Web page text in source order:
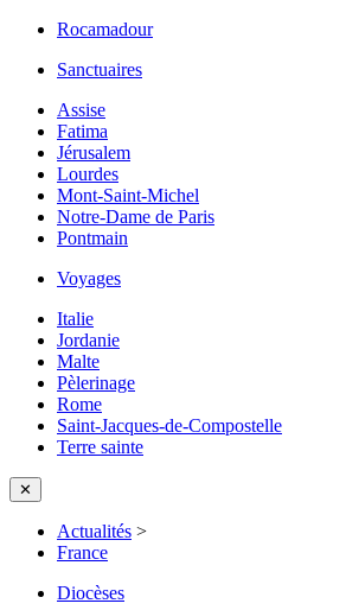
Rocamadour
Sanctuaires
Assise
Fatima
Jérusalem
Lourdes
Mont-Saint-Michel
Notre-Dame de Paris
Pontmain
Voyages
Italie
Jordanie
Malte
Pèlerinage
Rome
Saint-Jacques-de-Compostelle
Terre sainte
✕
Actualités >
France
Diocèses